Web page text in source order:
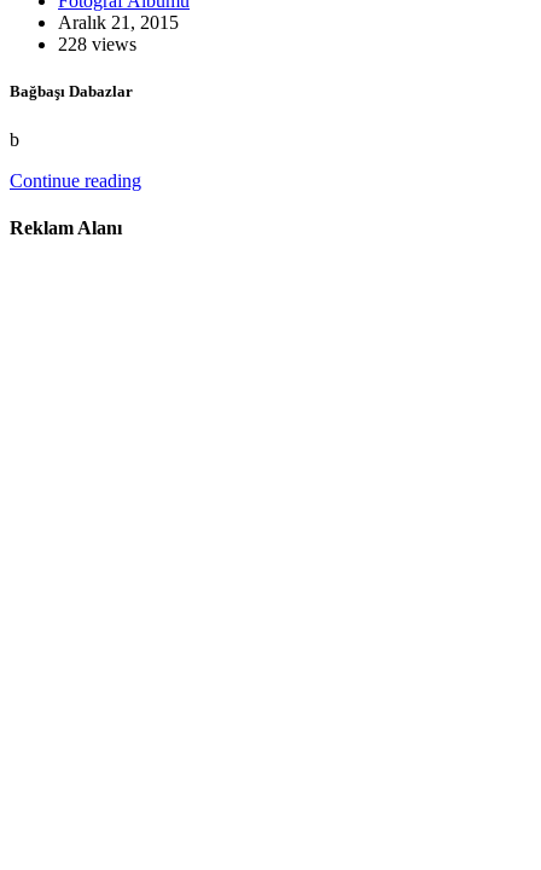
Aralık 21, 2015
228 views
Bağbaşı Dabazlar
b
Continue reading
Reklam Alanı